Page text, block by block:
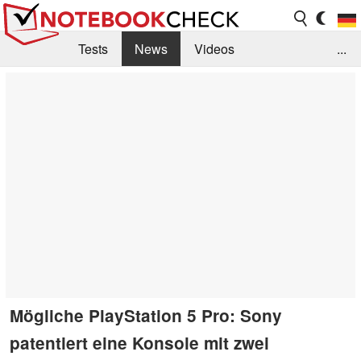
Tests News
Videos
...
Mögliche PlayStation 5 Pro: Sony
patentiert eine Konsole mit zwei